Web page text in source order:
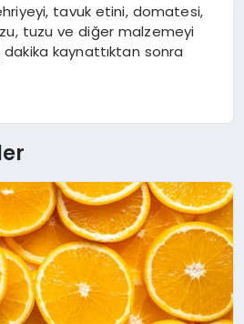
tavuk etini, domatesi,
tuzu ve diğer malzemeyi
kaynattıktan sonra